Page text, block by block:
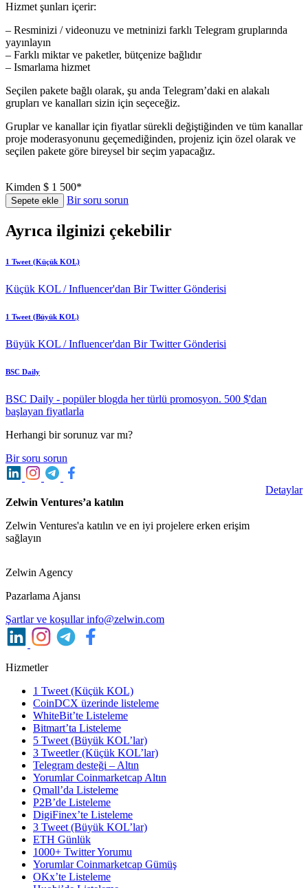
Hizmet şunları içerir:
– Resminizi / videonuzu ve metninizi farklı Telegram gruplarında
yayınlayın
– Farklı miktar ve paketler, bütçenize bağlıdır
– Ismarlama hizmet
Seçilen pakete bağlı olarak, şu anda Telegram’daki en alakalı
grupları ve kanalları sizin için seçeceğiz.
Gruplar ve kanallar için fiyatlar sürekli değiştiğinden ve tüm kanallar
proje moderasyonunu geçemediğinden, projeniz için özel olarak ve
seçilen pakete göre bireysel bir seçim yapacağız.
Kimden $ 1 500*
Sepete ekle Bir soru sorun
Ayrıca ilginizi çekebilir
1 Tweet (Küçük KOL)
Küçük KOL / Influencer'dan Bir Twitter Gönderisi
1 Tweet (Büyük KOL)
Büyük KOL / Influencer'dan Bir Twitter Gönderisi
BSC Daily
BSC Daily - popüler blogda her türlü promosyon. 500 $'dan
başlayan fiyatlarla
Herhangi bir sorunuz var mı?
Bir soru sorun
Zelwin Ventures’a katılın
Zelwin Ventures'a katılın ve en iyi projelere erken erişim
sağlayın
Detaylar
Zelwin Agency
Pazarlama Ajansı
Şartlar ve koşullarinfo@zelwin.com
Hizmetler
1 Tweet (Küçük KOL)
CoinDCX üzerinde listeleme
WhiteBit’te Listeleme
Bitmart’ta Listeleme
5 Tweet (Büyük KOL’lar)
3 Tweetler (Küçük KOL’lar)
Telegram desteği – Altın
Yorumlar Coinmarketcap Altın
Qmall’da Listeleme
P2B’de Listeleme
DigiFinex’te Listeleme
3 Tweet (Büyük KOL’lar)
ETH Günlük
1000+ Twitter Yorumu
Yorumlar Coinmarketcap Gümüş
OKx’te Listeleme